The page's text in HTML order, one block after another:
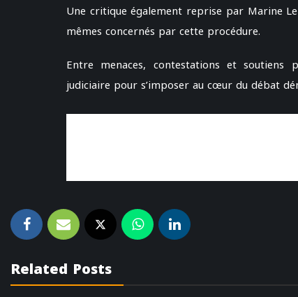
Une critique également reprise par Marine
mêmes concernés par cette procédure.
Entre menaces, contestations et soutiens
judiciaire pour s’imposer au cœur du débat
Related Posts